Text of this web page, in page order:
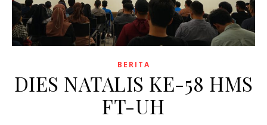
BERITA
DIES NATALIS KE-58 HMS
FT-UH